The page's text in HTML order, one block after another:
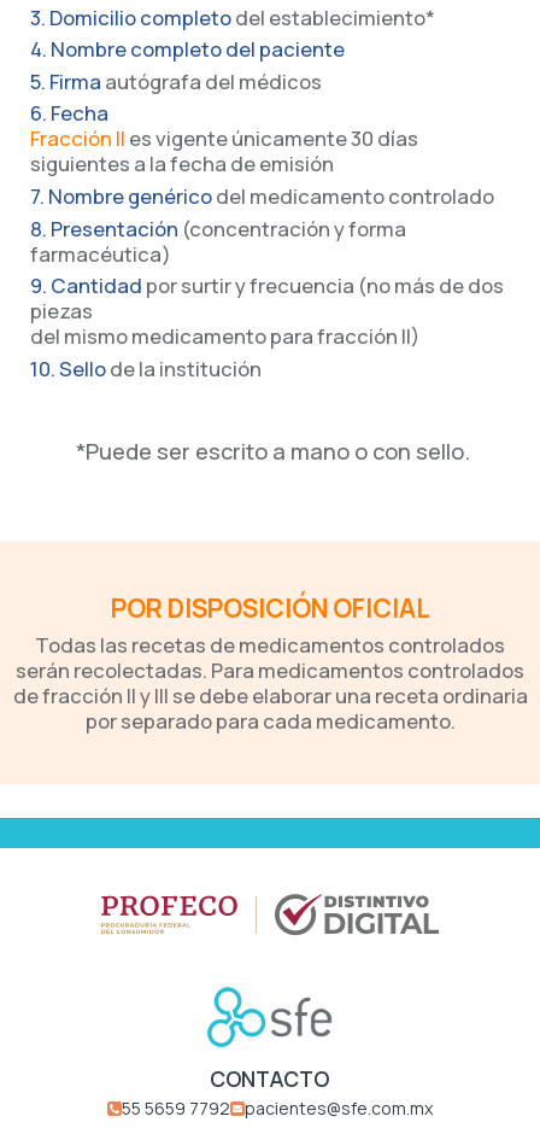
3. Domicilio completodel establecimiento*
4. Nombre completo del paciente
5. Firma autógrafa del médicos
6. Fecha
Fracción II es vigente únicamente 30 días
siguientes a la fecha de emisión
7. Nombre genéricodel medicamento controlado
8. Presentación (concentración y forma
farmacéutica)
9. Cantidad por surtir y frecuencia (no más de dos
piezas
del mismo medicamento para fracción II)
10. Sellode la institución
*Puede ser escrito a mano o con sello.
POR DISPOSICIÓN OFICIAL
Todas las recetas de medicamentos controlados
serán recolectadas. Para medicamentos controlados
de fracción II y III se debe elaborar una receta ordinaria
por separado para cada medicamento.
CONTACTO
55 5659 7792 pacientes@sfe.com.mx